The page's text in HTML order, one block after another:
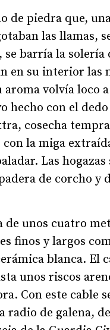
piedra que,
las llamas,
barría la solería
en su interior las
aroma volvía
hecho con el
cosecha
con la miga
Las
de corcho y
unos cuatro
finos y largos
blanca. El
unos riscos
Con este cable
de galena,